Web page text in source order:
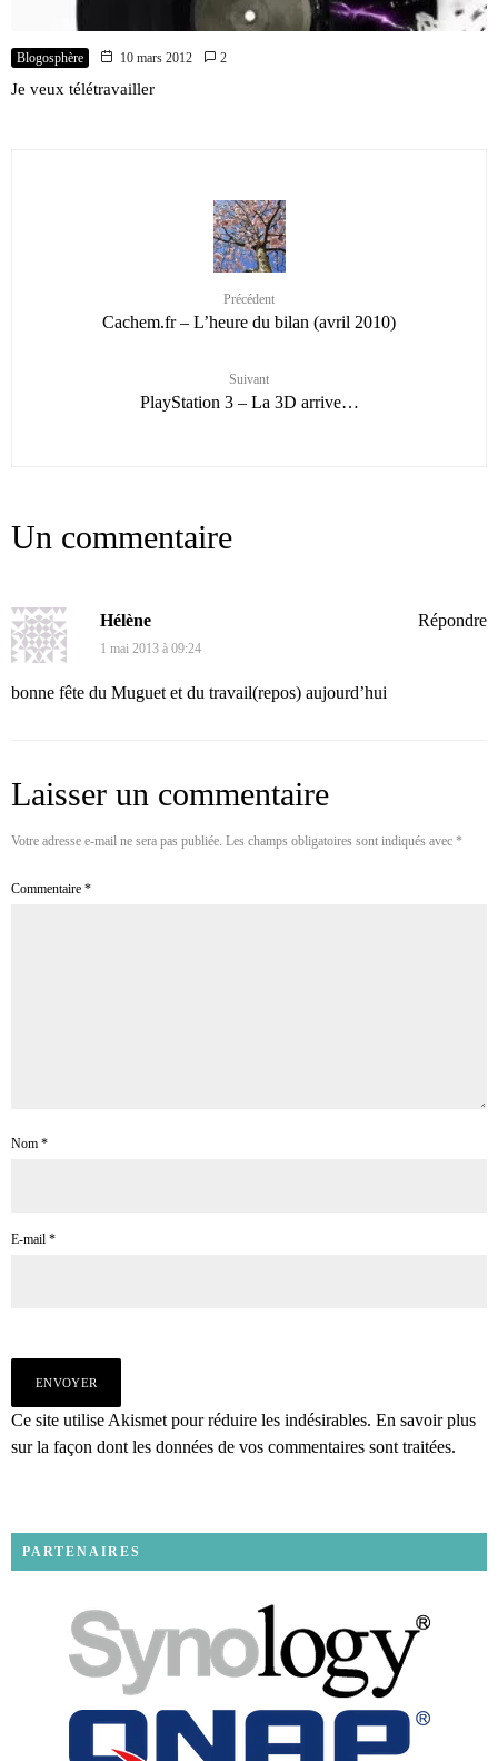
Blogosphère 10 mars 2012 2
Je veux télétravailler
Précédent
Cachem.fr – L’heure du bilan (avril 2010)
Suivant
PlayStation 3 – La 3D arrive…
Un commentaire
Hélène
1 mai 2013 à 09:24
bonne fête du Muguet et du travail(repos) aujourd’hui
Répondre
Laisser un commentaire
Votre adresse e-mail ne sera pas publiée. Les champs obligatoires sont indiqués avec *
Commentaire *
Nom *
E-mail *
Ce site utilise Akismet pour réduire les indésirables. En savoir plus
sur la façon dont les données de vos commentaires sont traitées.
PARTENAIRES